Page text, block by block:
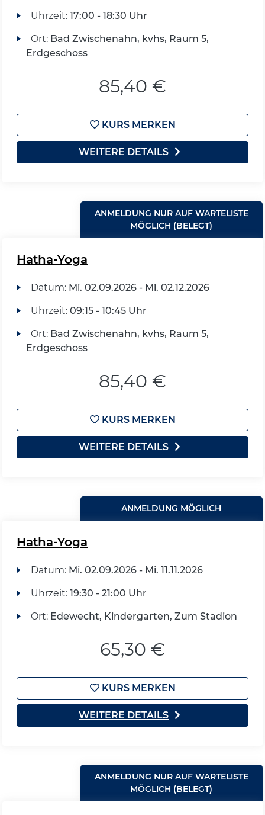
Uhrzeit: 17:00 - 18:30 Uhr
Ort: Bad Zwischenahn, kvhs, Raum 5,
Erdgeschoss
85,40 €
KURS MERKEN
WEITERE DETAILS
ANMELDUNG NUR AUF WARTELISTE
MÖGLICH (BELEGT)
Hatha-Yoga
Datum: Mi. 02.09.2026 - Mi. 02.12.2026
Uhrzeit: 09:15 - 10:45 Uhr
Ort: Bad Zwischenahn, kvhs, Raum 5,
Erdgeschoss
85,40 €
KURS MERKEN
WEITERE DETAILS
ANMELDUNG MÖGLICH
Hatha-Yoga
Datum: Mi. 02.09.2026 - Mi. 11.11.2026
Uhrzeit: 19:30 - 21:00 Uhr
Ort: Edewecht, Kindergarten, Zum Stadion
65,30 €
KURS MERKEN
WEITERE DETAILS
ANMELDUNG NUR AUF WARTELISTE
MÖGLICH (BELEGT)